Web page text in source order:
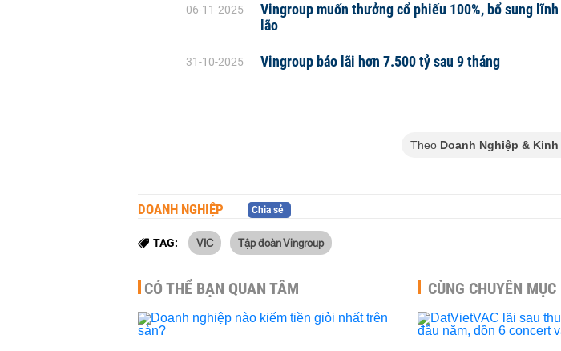
06-11-2025
Vingroup muốn thưởng cổ phiếu 100%, bổ sung
lão
31-10-2025 Vingroup báo lãi hơn 7.500 tỷ sau 9 tháng
Theo Doanh Nghiệp & Kinh
DOANH NGHIỆP Chia sẻ
TAG: VIC Tập đoàn Vingroup
CÓ THỂ BẠN QUAN TÂM CÙNG CHUYÊN MỤC